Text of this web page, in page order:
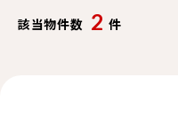
該当物件数 2 件